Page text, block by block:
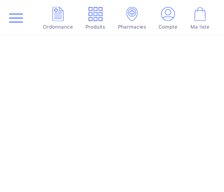
Ordonnance Produits Pharmacies Compte Ma liste